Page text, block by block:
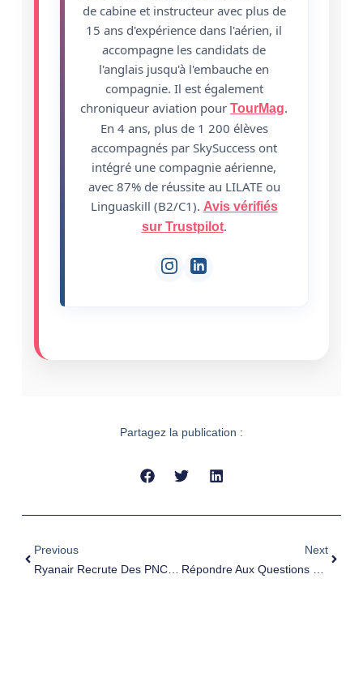
de cabine et instructeur avec plus de
15 ans d'expérience dans l'aérien, il
accompagne les candidats de
l'anglais jusqu'à l'embauche en
compagnie. Il est également
chroniqueur aviation pour TourMag.
En 4 ans, plus de 1 200 élèves
accompagnés par SkySuccess ont
intégré une compagnie aérienne,
avec 87% de réussite au LILATE ou
Linguaskill (B2/C1). Avis vérifiés
sur Trustpilot.
Partagez la publication :
Previous
Ryanair Recrute Des PNC À Marseille En 2026
Next